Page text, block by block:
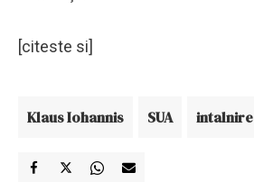
[citeste si]
Klaus Iohannis SUA intalnire